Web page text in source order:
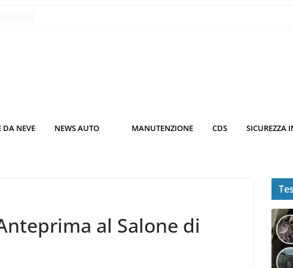
DA NEVE NEWS AUTO MANUTENZIONE CDS SICUREZZA
al Salone di